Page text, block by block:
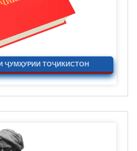
ҶУМҲУРИИ ТОҶИКИСТОН